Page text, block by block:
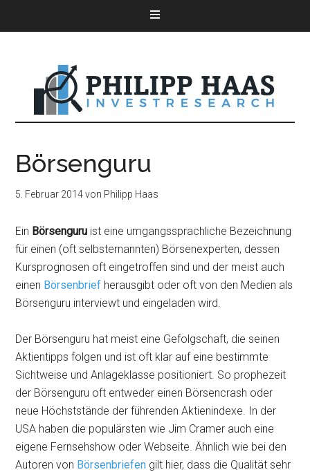
Börsenguru
5. Februar 2014von Philipp Haas
Ein Börsenguru ist eine umgangssprachliche Bezeichnung
für einen (oft selbsternannten) Börsenexperten, dessen
Kursprognosen oft eingetroffen sind und der meist auch
einen Börsenbrief herausgibt oder oft von den Medien als
Börsenguru interviewt und eingeladen wird.
Der Börsenguru hat meist eine Gefolgschaft, die seinen
Aktientipps folgen und ist oft klar auf eine bestimmte
Sichtweise und Anlageklasse positioniert. So prophezeit
der Börsenguru oft entweder einen Börsencrash oder
neue Höchststände der führenden Aktienindexe. In der
USA haben die populärsten wie Jim Cramer auch eine
eigene Fernsehshow oder Webseite. Ähnlich wie bei den
Autoren von Börsenbriefen gilt hier, dass die Qualität sehr